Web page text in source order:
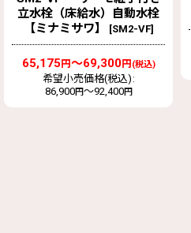
立水栓（床給水）自動水栓
【ミナミサワ】
[SM2-VF]
65,175 円～69,300円 (税込)
希望小売価格(税込) :
86,900円～92,400円